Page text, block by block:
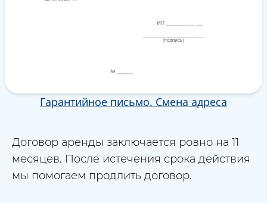
Гарантийное письмо. Смена адреса
Договор аренды заключается ровно на 11
месяцев. После истечения срока действия
мы помогаем продлить договор.